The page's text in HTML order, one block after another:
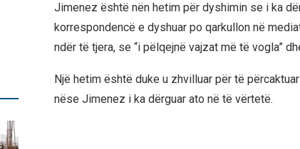
Jimenez është nën hetim për dyshimin se i ka
korrespondencë e dyshuar po qarkullon në
ndër të tjera, se “i pëlqejnë vajzat më të vogla”
Një hetim është duke u zhvilluar për të
nëse Jimenez i ka dërguar ato në të vërtetë.